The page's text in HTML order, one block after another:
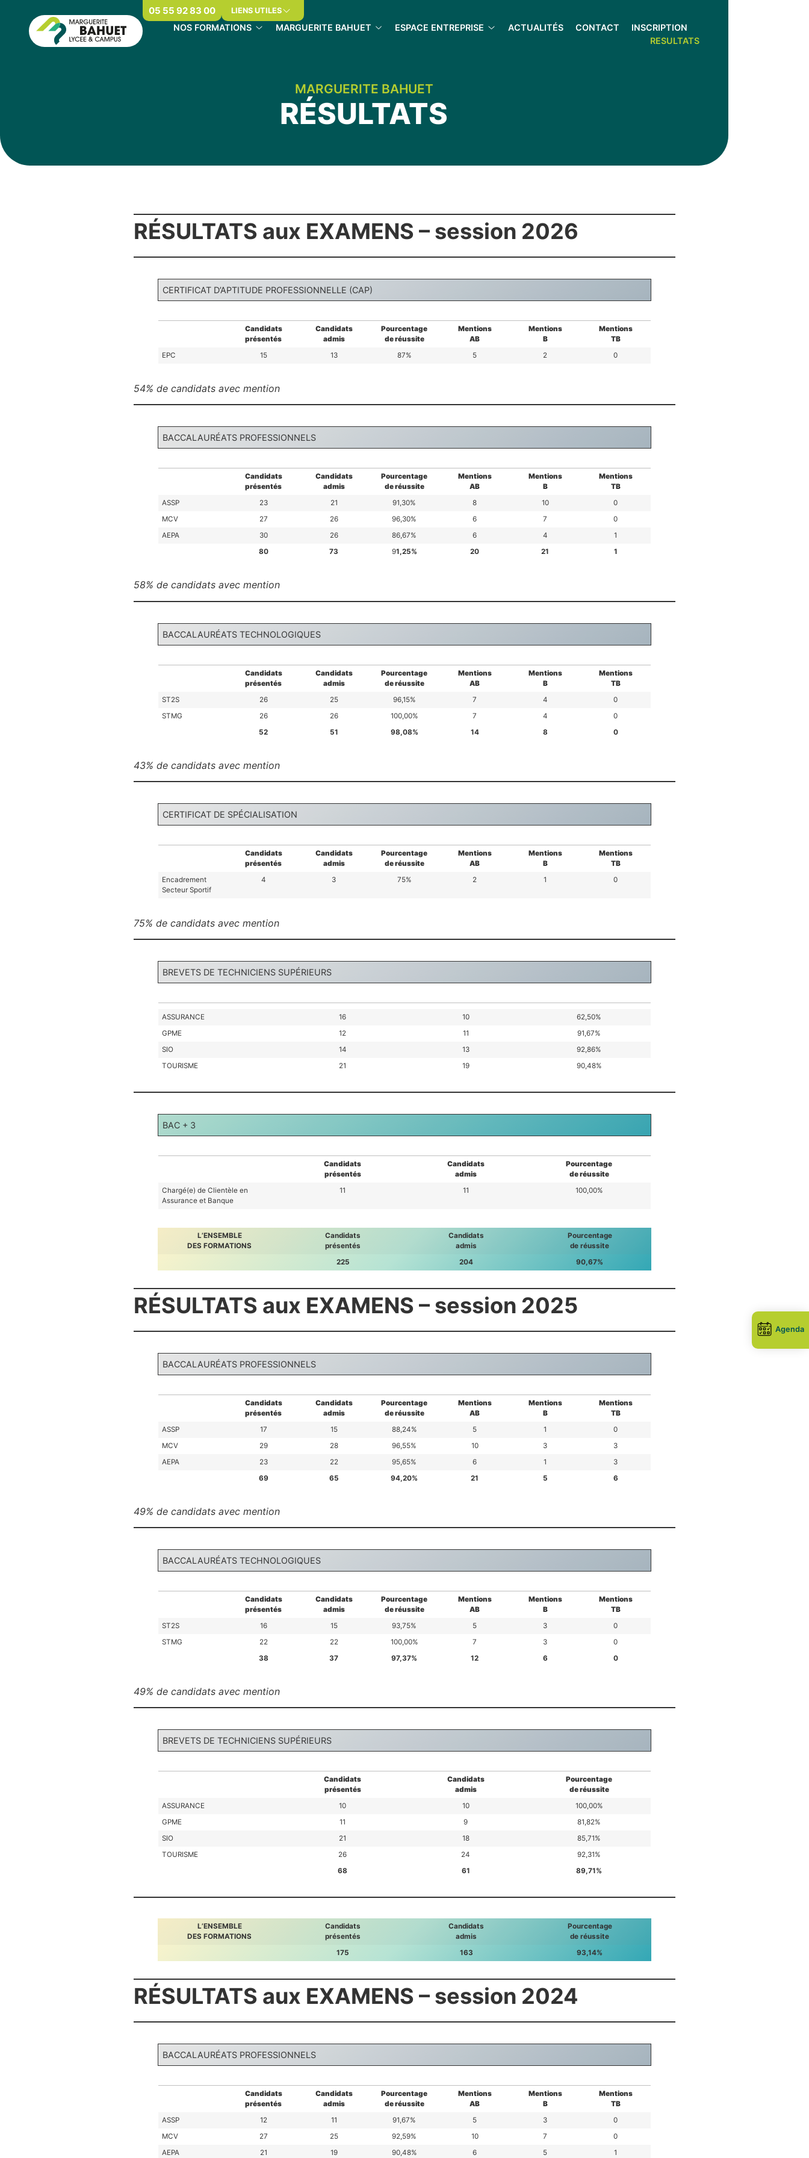
05 55 92 83 00 LIENS UTILES
NOS FORMATIONS MARGUERITE BAHUET ESPACE ENTREPRISE ACTUALITÉS CONTACT
INSCRIPTION
RESULTATS
MARGUERITE BAHUET
RÉSULTATS
RÉSULTATS aux EXAMENS – session 2026
CERTIFICAT D’APTITUDE PROFESSIONNELLE (CAP)
Candidats
présentés
Candidats
admis
Pourcentage
de réussite
Mentions
AB
Mentions
B
Mentions
TB
EPC
15 13 87% 5 2 0
54% de candidats avec mention
BACCALAURÉATS PROFESSIONNELS
Candidats
présentés
Candidats
admis
Pourcentage
de réussite
Mentions
AB
Mentions
B
Mentions
TB
ASSP
23 21 91,30% 8 10
0
MCV
27 26 96,30% 6 7
0
AEPA
30 26 86,67% 6 4
1
80
73 91,25% 20 21 1
58% de candidats avec mention
BACCALAURÉATS TECHNOLOGIQUES
Candidats
présentés
Candidats
admis
Pourcentage
de réussite
Mentions
AB
Mentions
B
Mentions
TB
ST2S
26 25 96,15% 7 4
0
STMG
26 26 100,00% 7 4
0
52
51 98,08% 14 8 0
43% de candidats avec mention
CERTIFICAT DE SPÉCIALISATION
Candidats
présentés
Candidats
admis
Pourcentage
de réussite
Mentions
AB
Mentions
B
Mentions
TB
Encadrement
Secteur Sportif
4 3 75% 2 1 0
75% de candidats avec mention
BREVETS DE TECHNICIENS SUPÉRIEURS
ASSURANCE 16 10
62,50%
GPME
12 11
91,67%
SIO
14 13
92,86%
TOURISME
21 19 90,48%
BAC + 3
Candidats
présentés
Candidats
admis
Pourcentage
de réussite
Chargé(e) de Clientèle en
Assurance et Banque
11 11 100,00%
L’ENSEMBLE
DES FORMATIONS
Candidats
présentés
Candidats
admis
Pourcentage
de réussite
225
204 90,67%
RÉSULTATS aux EXAMENS – session 2025
BACCALAURÉATS PROFESSIONNELS
Candidats
présentés
Candidats
admis
Pourcentage
de réussite
Mentions
AB
Mentions
B
Mentions
TB
ASSP
17 15 88,24% 5 1
0
MCV
29 28 96,55% 10 3
3
AEPA
23 22 95,65% 6 1
3
69
65 94,20% 21 5 6
49% de candidats avec mention
BACCALAURÉATS TECHNOLOGIQUES
Candidats
présentés
Candidats
admis
Pourcentage
de réussite
Mentions
AB
Mentions
B
Mentions
TB
ST2S
16 15 93,75% 5 3
0
STMG
22 22 100,00% 7 3
0
38
37 97,37% 12 6 0
49% de candidats avec mention
BREVETS DE TECHNICIENS SUPÉRIEURS
Candidats
présentés
Candidats
admis
Pourcentage
de réussite
ASSURANCE
10 10
100,00%
GPME
11 9
81,82%
SIO
21 18
85,71%
TOURISME
26 24
92,31%
68
61 89,71%
L’ENSEMBLE
DES FORMATIONS
Candidats
présentés
Candidats
admis
Pourcentage
de réussite
175
163 93,14%
RÉSULTATS aux EXAMENS – session 2024
BACCALAURÉATS PROFESSIONNELS
Candidats
présentés
Candidats
admis
Pourcentage
de réussite
Mentions
AB
Mentions
B
Mentions
TB
ASSP
12 11 91,67% 5 3
0
MCV
27 25 92,59% 10 7
0
AEPA
21 19 90,48% 6 5 1
Agenda